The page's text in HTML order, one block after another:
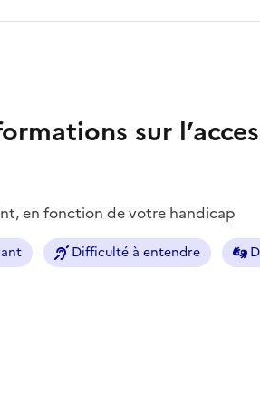
sur
en fonction de votre handicap
Difficulté à entendre